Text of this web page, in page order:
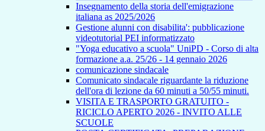
Insegnamento della storia dell'emigrazione
italiana as 2025/2026
Gestione alunni con disabilita': pubblicazione
videotutorial PEI informatizzato
"Yoga educativo a scuola" UniPD - Corso di alta
formazione a.a. 25/26 - 14 gennaio 2026
comunicazione sindacale
Comunicato sindacale riguardante la riduzione
dell'ora di lezione da 60 minuti a 50/55 minuti.
VISITA E TRASPORTO GRATUITO -
RICICLO APERTO 2026 - INVITO ALLE
SCUOLE